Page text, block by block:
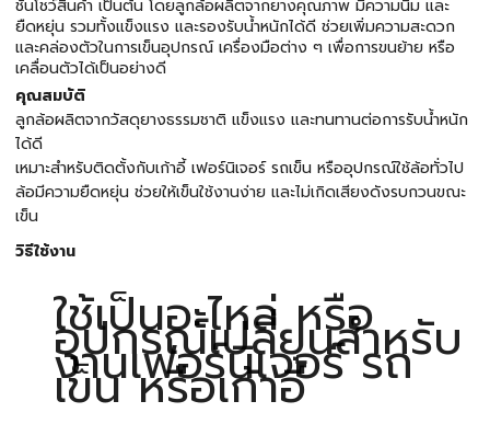
ชั้นโชว์สินค้า เป็นต้น โดยลูกล้อผลิตจากยางคุณภาพ มีความนิ่ม และ
ยืดหยุ่น รวมทั้งแข็งแรง และรองรับน้ำหนักได้ดี ช่วยเพิ่มความสะดวก
และคล่องตัวในการเข็นอุปกรณ์ เครื่องมือต่าง ๆ เพื่อการขนย้าย หรือ
เคลื่อนตัวได้เป็นอย่างดี
คุณสมบัติ
ลูกล้อผลิตจากวัสดุยางธรรมชาติ แข็งแรง และทนทานต่อการรับน้ำหนัก
ได้ดี
เหมาะสำหรับติดตั้งกับเก้าอี้ เฟอร์นิเจอร์ รถเข็น หรืออุปกรณ์ใช้ล้อทั่วไป
ล้อมีความยืดหยุ่น ช่วยให้เข็นใช้งานง่าย และไม่เกิดเสียงดังรบกวนขณะ
เข็น
วิธีใช้งาน
ใช้เป็นอะไหล่ หรือ
อุปกรณ์เปลี่ยนสำหรับ
งานเฟอร์นิเจอร์ รถ
เข็น หรือเก้าอี้